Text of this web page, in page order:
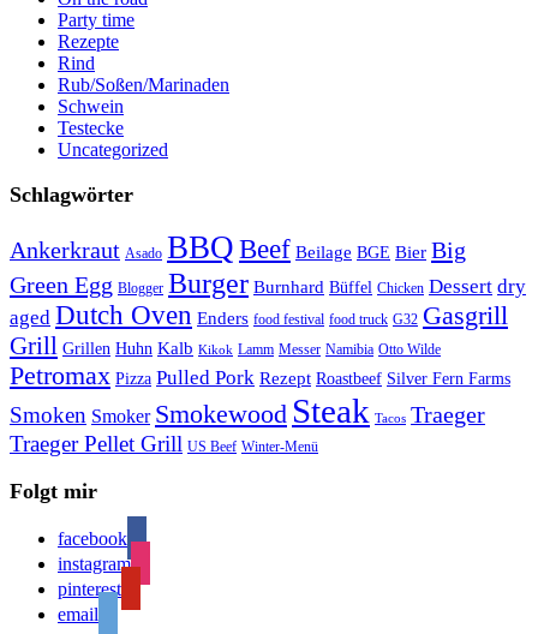
Party time
Rezepte
Rind
Rub/Soßen/Marinaden
Schwein
Testecke
Uncategorized
Schlagwörter
Ankerkraut Asado BBQBeef Beilage BGE Bier Big
Green Egg Blogger Burger Burnhard Büffel Chicken Dessert dry
aged Dutch Oven Enders food festival food truck G32 Gasgrill
Grill Grillen Huhn Kalb Kikok Lamm Messer Namibia Otto Wilde
Petromax Pizza Pulled Pork Rezept Roastbeef Silver Fern Farms
Smoken Smoker Smokewood Steak Tacos Traeger
Traeger Pellet Grill US Beef Winter-Menü
Folgt mir
facebook
instagram
pinterest
email